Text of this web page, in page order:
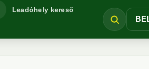
Leadóhely kereső